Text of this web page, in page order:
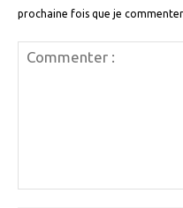
prochaine fois que je